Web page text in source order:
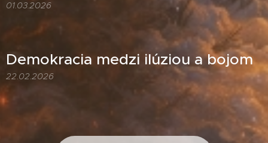
01.03.2026
Demokracia medzi ilúziou a bojom
22.02.2026